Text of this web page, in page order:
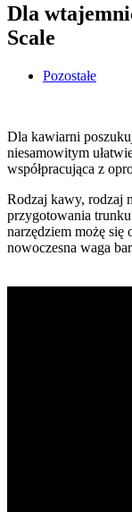
Dla
Scale
Pozostałe
Dla kawiarni
niesamowitym
współpracująca z
Rodzaj kawy, rodzaj
przygotowania
narzędziem możę się
nowoczesna waga